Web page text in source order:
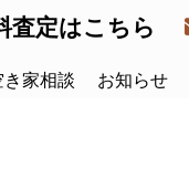
査定はこちら
き家相談 お知らせ